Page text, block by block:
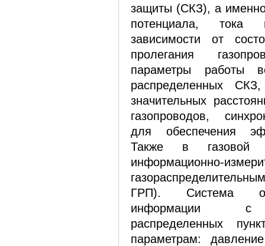
защиты (СКЗ), а
потенциала,
зависимости от
пролегания
параметры работы
распределенных
значительных
газопроводов,
для обеспечения
Также в газовой
информационно-
ГРП). Система
информации с
распределенных
параметрам: